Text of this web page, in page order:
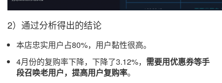
2）通过分析得出的结论
本店忠实用户占80%，用户黏性很高。
4月份的复购率下降，下降了3.12%， 需要用优惠券等手
段召唤老用户，提高用户复购率。